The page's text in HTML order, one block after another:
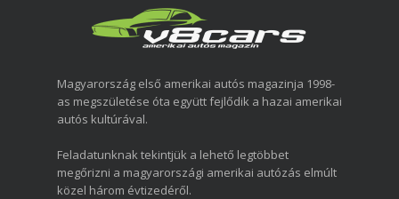
Magyarország első amerikai autós magazinja 1998-
as megszületése óta együtt fejlődik a hazai amerikai
autós kultúrával.
Feladatunknak tekintjük a lehető legtöbbet
megőrizni a magyarországi amerikai autózás elmúlt
közel három évtizedéről.